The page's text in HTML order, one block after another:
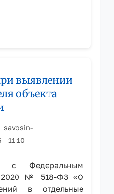
выявлении
объекта
savosin-
- 11:10
с Федеральным
№ 518-ФЗ «О
в отдельные